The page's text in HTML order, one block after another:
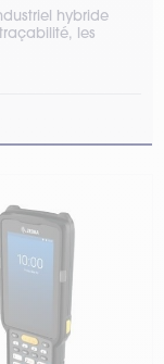
hybride
les